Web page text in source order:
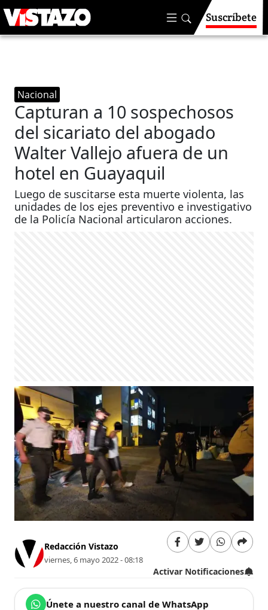
Suscríbete
Nacional
Capturan a 10 sospechosos
del sicariato del abogado
Walter Vallejo afuera de un
hotel en Guayaquil
Luego de suscitarse esta muerte violenta, las
unidades de los ejes preventivo e investigativo
de la Policía Nacional articularon acciones.
Redacción Vistazo
viernes, 6 mayo 2022 - 08:18
Activar Notificaciones
Únete a nuestro canal de WhatsApp